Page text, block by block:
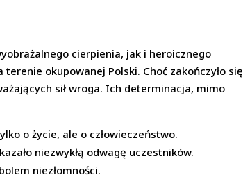
cierpienia, jak i heroicznego
okupowanej Polski. Choć zakończyło się
sił wroga. Ich determinacja, mimo
o życie, ale o człowieczeństwo.
niezwykłą odwagę uczestników.
niezłomności.